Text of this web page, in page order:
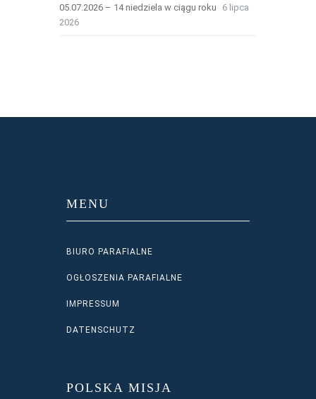
05.07.2026 – 14 niedziela w ciągu roku
6 lipca
2026
MENU
BIURO PARAFIALNE
OGŁOSZENIA PARAFIALNE
IMPRESSUM
DATENSCHUTZ
POLSKA MISJA